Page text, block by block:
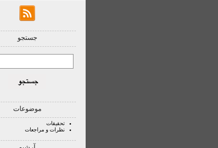
جستجو
موضوعات
تحقیقات
نظرات و مراجعات